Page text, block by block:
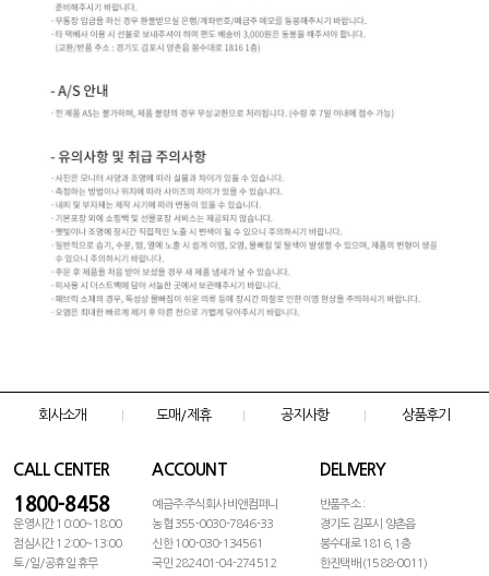
회사소개 도매/제휴 공지사항 상품후기
CALL CENTER
1800-8458
운영시간 10:00~18:00
점심시간 12:00~13:00
토/일/공휴일 휴무
ACCOUNT
예금주:주식회사 비앤컴퍼니
농협 355-0030-7846-33
신한 100-030-134561
국민 282401-04-274512
DELIVERY
반품주소 :
경기도 김포시 양촌읍
봉수대로 1816, 1층
한진택배 (1588-0011)